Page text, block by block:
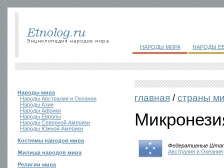
НАРОДЫ МИРА НАРОДЫ
Народы мира
Народы Австралии и Океании
Народы Азии
Народы Африки
Народы Европы
Народы Северной Америки
Народы Южной Америки
Костюмы народов мира
Жилища народов мира
Религии мира
главная /страны
Федеративные
Австралия и Океания